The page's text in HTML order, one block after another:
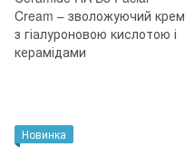
Новинка